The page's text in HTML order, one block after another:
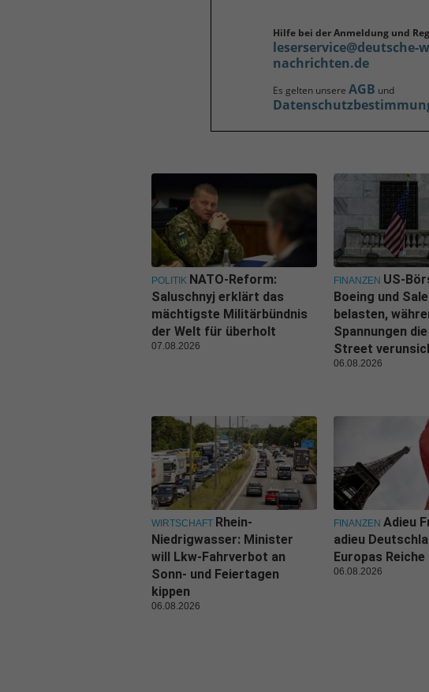
Hilfe bei der Anmeldung und
leserservice@deutsche-
nachrichten.de
Es gelten unsere AGB und
POLITIK NATO-Reform:
Saluschnyj erklärt das
mächtigste Militärbündnis
der Welt für überholt
07.08.2026
FINANZEN US-
Boeing und
belasten,
Spannungen
Street
06.08.2026
WIRTSCHAFT Rhein-
Niedrigwasser: Minister
will Lkw-Fahrverbot an
Sonn- und Feiertagen
kippen
06.08.2026
FINANZEN Adieu
adieu
Europas Reiche
06.08.2026